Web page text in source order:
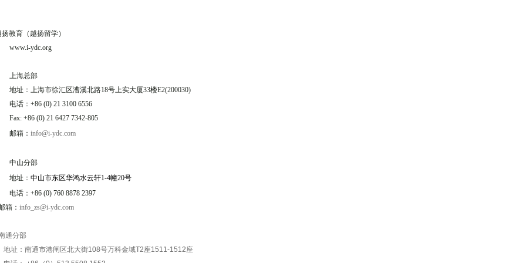
扬教育（越扬留学）
www.i-ydc.org
上海总部
地址：上海市徐汇区漕溪北路18号上实大厦33楼E2(200030)
电话：+86 (0) 21 3100 6556
Fax: +86 (0) 21 6427 7342-805
邮箱：info@i-ydc.com
中山分部
地址：中山市东区华鸿水云轩1-4幢20号
电话：+86 (0) 760 8878 2397
箱： info_zs@i-ydc.com
通分部
：南通市港闸区北大街108号万科金域T2座1511-1512座